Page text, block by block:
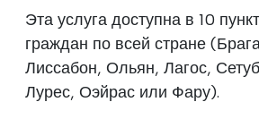
Эта услуга доступна в 10
граждан по всей стране
Лиссабон, Ольян, Лагос,
Лурес, Оэйрас или Фару).